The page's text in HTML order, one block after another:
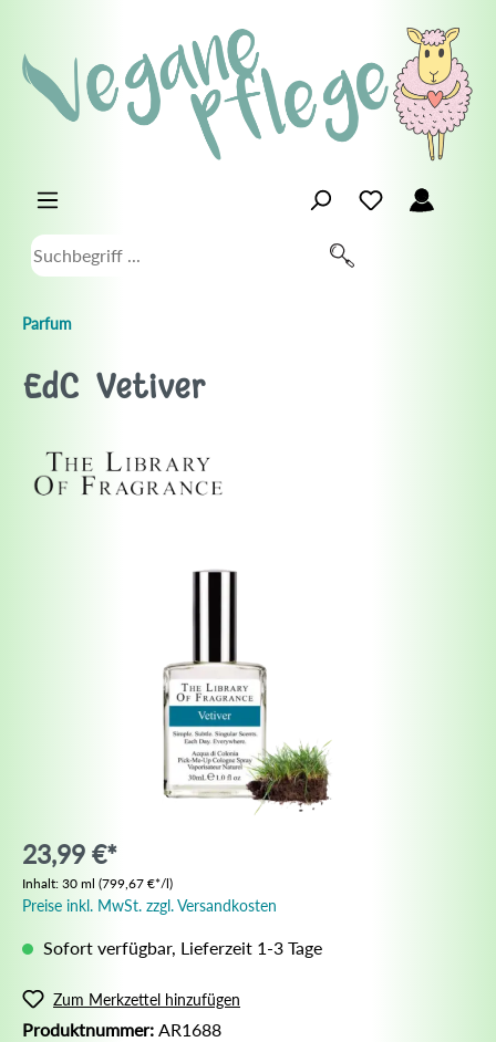
Parfum
EdC Vetiver
23,99 €*
Inhalt: 30 ml (799,67 €*/l)
Preise inkl. MwSt. zzgl. Versandkosten
Sofort verfügbar, Lieferzeit 1-3 Tage
Zum Merkzettel hinzufügen
Produktnummer: AR1688